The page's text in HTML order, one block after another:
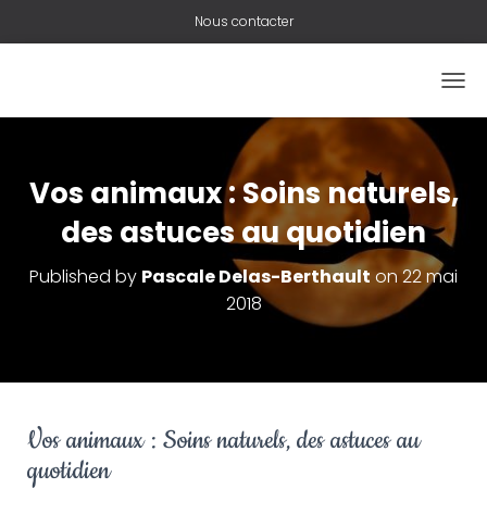
Nous contacter
U
I
R
F
R
A
Vos animaux : Soins naturels,
des astuces au quotidien
Published by Pascale Delas-Berthault on 22 mai
2018
Vos animaux : Soins naturels, des astuces au
quotidien